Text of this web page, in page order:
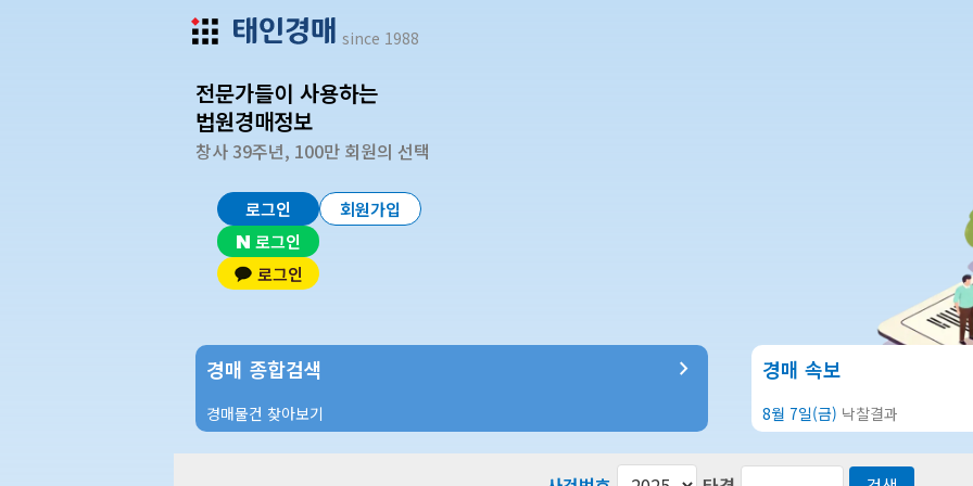
since 1988
전문가들이 사용하는
법원경매정보
창사 39주년, 100만 회원의 선택
로그인
회원가입
로그인
로그인
경매 종합검색 keyboard_arrow_right
경매물건 찾아보기
경매 속보
8월 7일(금) 낙찰결과